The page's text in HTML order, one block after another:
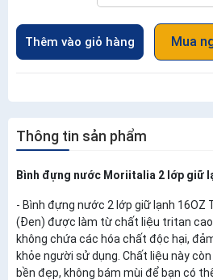
Thêm vào giỏ hàng Mua
Thông tin sản phẩm
Bình đựng nước Moriitalia 2 lớp giữ
- Bình đựng nước 2 lớp giữ lạnh 16OZ
(Đen) được làm từ chất liệu tritan cao
không chứa các hóa chất độc hại,
khỏe người sử dụng. Chất liệu này
bền đẹp, không bám mùi để bạn có